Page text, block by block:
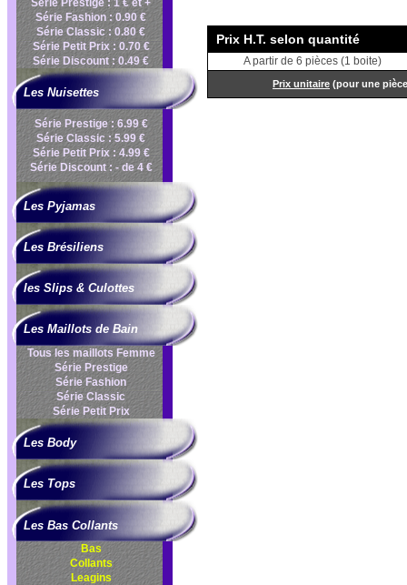
Série Prestige : 1 € et +
Série Fashion : 0.90 €
Série Classic : 0.80 €
Série Petit Prix : 0.70 €
Série Discount : 0.49 €
Les Nuisettes
Série Prestige : 6.99 €
Série Classic : 5.99 €
Série Petit Prix : 4.99 €
Série Discount : - de 4 €
Les Pyjamas
Les Brésiliens
les Slips & Culottes
Les Maillots de Bain
Tous les maillots Femme
Série Prestige
Série Fashion
Série Classic
Série Petit Prix
Les Body
Les Tops
Les Bas Collants
Bas
Collants
Leagins
Prix H.T. selon quantité
A partir de 6 pièces (1 boite)
Prix unitaire (pour une